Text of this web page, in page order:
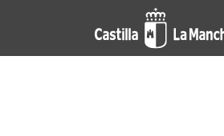
Pasar al contenido principal
Actualidad de la